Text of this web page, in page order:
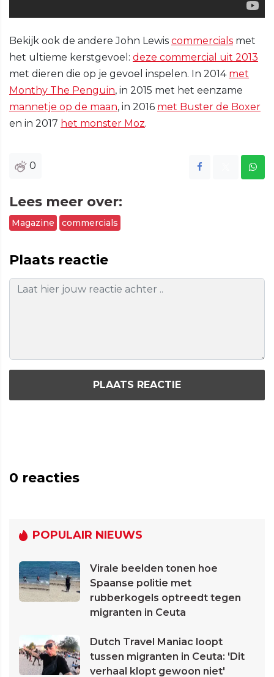
Bekijk ook de andere John Lewis commercials met
het ultieme kerstgevoel: deze commercial uit 2013
met dieren die op je gevoel inspelen. In 2014 met
Monthy The Penguin, in 2015 met het eenzame
mannetje op de maan, in 2016 met Buster de Boxer
en in 2017 het monster Moz.
0
Lees meer over:
Magazine commercials
Plaats reactie
PLAATS REACTIE
0 reacties
POPULAIR NIEUWS
Virale beelden tonen hoe
Spaanse politie met
rubberkogels optreedt tegen
migranten in Ceuta
Dutch Travel Maniac loopt
tussen migranten in Ceuta: 'Dit
verhaal klopt gewoon niet'